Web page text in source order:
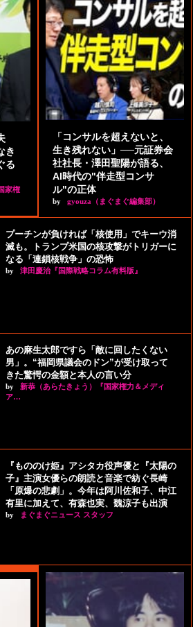
き
る
家権
「コンサルを超えないと、
生き残れない」──元証券会
社社長・澤田聖陽が語る、
AI時代の"伴走型コンサ
ル"の正体
by gyouza（まぐまぐ編集部）
プーチンが負ければ「核使用」でキーウ消
滅も。トランプ米国の核攻撃がトリガーに
なる「連鎖核戦争」の恐怖
by 津田慶治『国際戦略コラム有料版』
あの麻生太郎ですら「敵に回したくない
男」。“福岡県議会のドン”が受け取って
きた驚愕の金額と本人の言い分
by
新恭（あらたきょう）『国家権力＆メディ
ア…
『もののけ姫』アシタカ役声優と『太陽の
子』主演女優らの朗読と音楽で紡ぐ長崎
「原爆の悲劇」。今年は阿川佐和子、中江
有里に加えて、有森也実、魏涼子も出演
by まぐまぐニュース スタッフ